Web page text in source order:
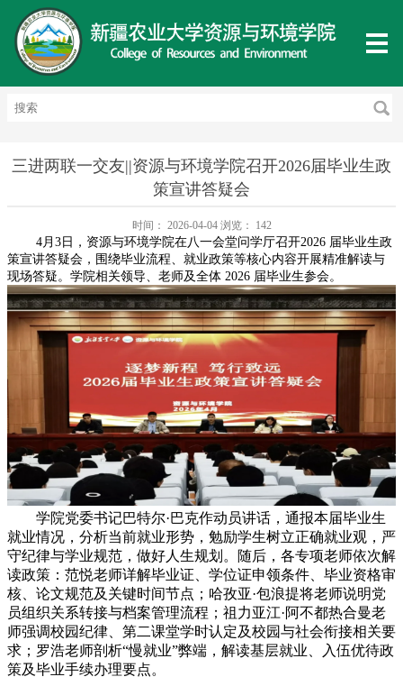
三进两联一交友||资源与环境学院召开2026届毕业生政
策宣讲答疑会
时间： 2026-04-04 浏览： 142
4月3日，资源与环境学院在八一会堂问学厅召开2026 届毕业生政
策宣讲答疑会，围绕毕业流程、就业政策等核心内容开展精准解读与
现场答疑。学院相关领导、老师及全体 2026 届毕业生参会。
学院党委书记巴特尔·巴克作动员讲话，通报本届毕业生
就业情况，分析当前就业形势，勉励学生树立正确就业观，严
守纪律与学业规范，做好人生规划。随后，各专项老师依次解
读政策：范悦老师详解毕业证、学位证申领条件、毕业资格审
核、论文规范及关键时间节点；哈孜亚·包浪提将老师说明党
员组织关系转接与档案管理流程；祖力亚江·阿不都热合曼老
师强调校园纪律、第二课堂学时认定及校园与社会衔接相关要
求；罗浩老师剖析“慢就业”弊端，解读基层就业、入伍优待政
策及毕业手续办理要点。